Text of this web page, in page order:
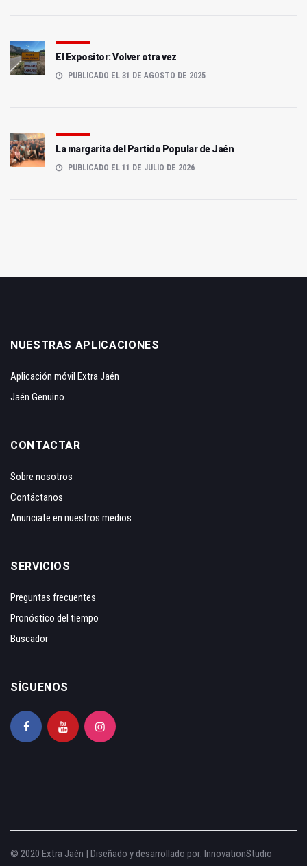
El Expositor: Volver otra vez
PUBLICADO EL 31 DE AGOSTO DE 2025
La margarita del Partido Popular de Jaén
PUBLICADO EL 11 DE JULIO DE 2026
NUESTRAS APLICACIONES
Aplicación móvil Extra Jaén
Jaén Genuino
CONTACTAR
Sobre nosotros
Contáctanos
Anunciate en nuestros medios
SERVICIOS
Preguntas frecuentes
Pronóstico del tiempo
Buscador
SÍGUENOS
© 2020 Extra Jaén | Diseñado y desarrollado por: InnovationStudio